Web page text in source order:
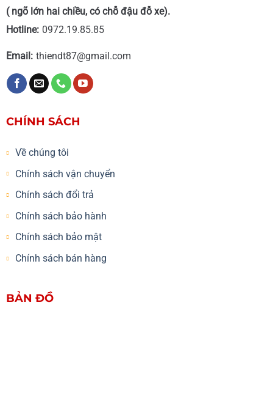
( ngõ lớn hai chiều, có chỗ đậu đỗ xe).
Hotline: 0972.19.85.85
Email: thiendt87@gmail.com
CHÍNH SÁCH
Về chúng tôi
Chính sách vận chuyển
Chính sách đổi trả
Chính sách bảo hành
Chính sách bảo mật
Chính sách bán hàng
BẢN ĐỒ